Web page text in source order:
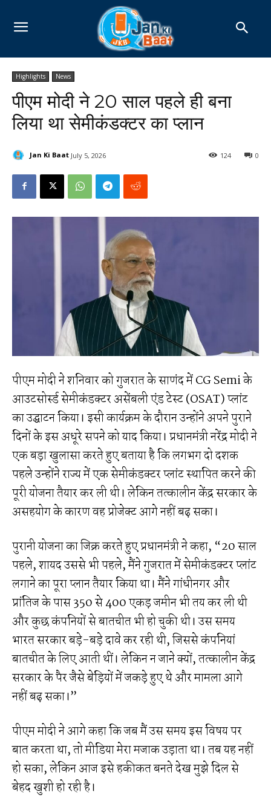
Highlights News
पीएम मोदी ने 20 साल पहले ही बना
लिया था सेमीकंडक्टर का प्लान
Jan Ki Baat July 5, 2026 0
124
पीएम मोदी ने शनिवार को गुजरात के साणंद में CG Semi के
आउटसोर्स्ड सेमीकंडक्टर असेंबली एंड टेस्ट (OSAT) प्लांट
का उद्घाटन किया। इसी कार्यक्रम के दौरान उन्होंने अपने पुराने
दिनों के इस अधूरे सपने को याद किया। प्रधानमंत्री नरेंद्र मोदी ने
एक बड़ा खुलासा करते हुए बताया है कि लगभग दो दशक
पहले उन्होंने राज्य में एक सेमीकंडक्टर प्लांट स्थापित करने की
पूरी योजना तैयार कर ली थी। लेकिन तत्कालीन केंद्र सरकार के
असहयोग के कारण वह प्रोजेक्ट आगे नहीं बढ़ सका।
पुरानी योजना का जिक्र करते हुए प्रधानमंत्री ने कहा, “20 साल
पहले, शायद उससे भी पहले, मैंने गुजरात में सेमीकंडक्टर प्लांट
लगाने का पूरा प्लान तैयार किया था। मैंने गांधीनगर और
प्रांतिज के पास 350 से 400 एकड़ जमीन भी तय कर ली थी
और कुछ कंपनियों से बातचीत भी हो चुकी थी। उस समय
भारत सरकार बड़े-बड़े दावे कर रही थी, जिससे कंपनियां
बातचीत के लिए आती थीं। लेकिन न जाने क्यों, तत्कालीन केंद्र
सरकार के पैर जैसे बेड़ियों में जकड़े हुए थे और मामला आगे
नहीं बढ़ सका।”
पीएम मोदी ने आगे कहा कि जब मैं उस समय इस विषय पर
बात करता था, तो मीडिया मेरा मजाक उड़ाता था। तब यह नहीं
हो सका, लेकिन आज इसे हकीकत बनते देख मुझे दिल से
बेहद खुशी हो रही है।